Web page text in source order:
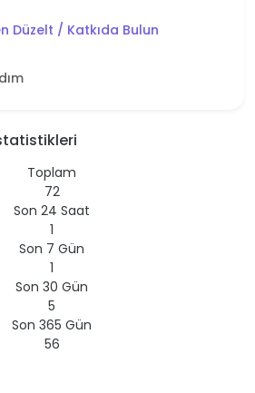
Düzelt / Katkıda Bulun
Toplam
72
Son 24 Saat
1
Son 7 Gün
1
Son 30 Gün
5
Son 365 Gün
56